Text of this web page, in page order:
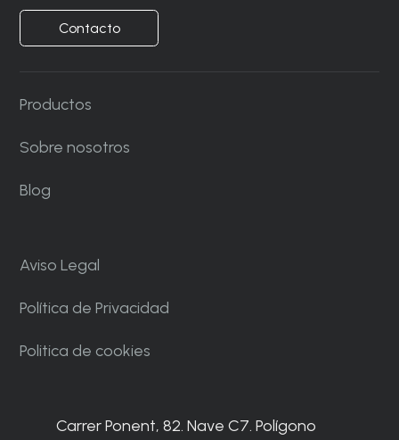
Contacto
Productos
Sobre nosotros
Blog
Aviso Legal
Política de Privacidad
Politica de cookies
Carrer Ponent, 82. Nave C7. Polígono